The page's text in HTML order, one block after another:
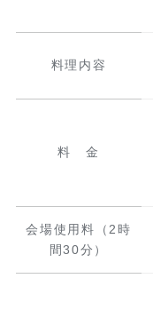
料理内容
料 金
会場使用料（2時
間30分）